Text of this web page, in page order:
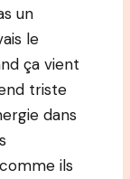
un
le
ça vient
triste
dans
ils